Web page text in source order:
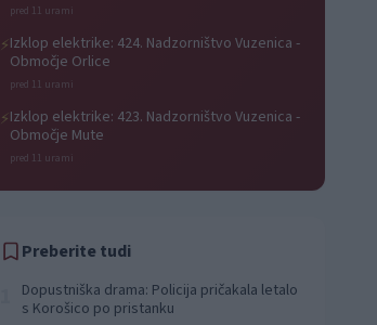
pred 11 urami
⚡Izklop elektrike: 424. Nadzorništvo Vuzenica -
Območje Orlice
pred 11 urami
⚡Izklop elektrike: 423. Nadzorništvo Vuzenica -
Območje Mute
pred 11 urami
Preberite tudi
Dopustniška drama: Policija pričakala letalo
s Korošico po pristanku